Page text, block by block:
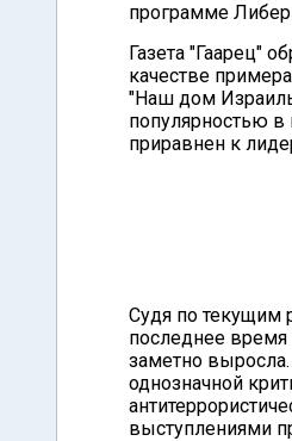
программе
Газета "Гаарец"
качестве
"Наш дом
популярностью
приравнен к
Судя по текущим
последнее время
заметно
однозначной
выступлениями